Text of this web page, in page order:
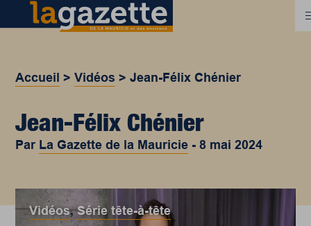
Accueil >Vidéos >Jean-Félix Chénier
Jean-Félix Chénier
Par La Gazette de la Mauricie -8 mai 2024
Vidéos,Série tête-à-tête